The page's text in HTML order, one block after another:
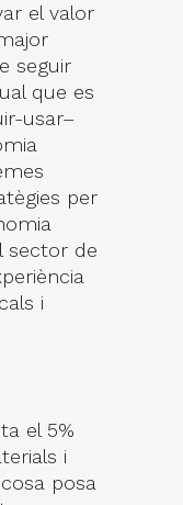
el valor
seguir
que es
usar–
per
sector de
i
el 5%
i
posa